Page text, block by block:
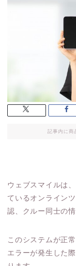
記事内に商
ウェブスマイルは
ているオンライン
認、クルー同士の
このシステムが正
エラーが発生した